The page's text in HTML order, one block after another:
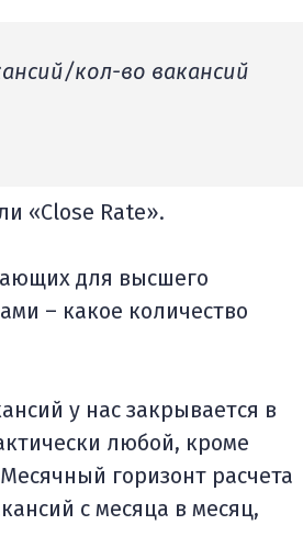
кол-во вакансий
«Сlose Rate».
для высшего
– какое количество
у нас закрывается в
любой, кроме
горизонт расчета
с месяца в месяц,